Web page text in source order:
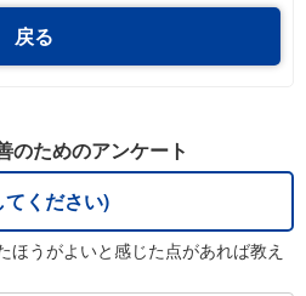
戻る
のためのアンケート
ください)
ほうがよいと感じた点があれば教え